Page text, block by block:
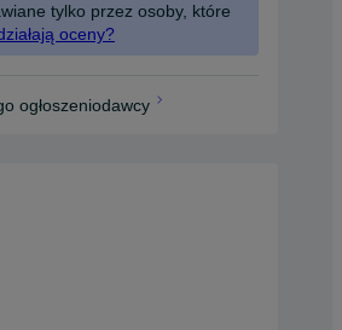
tylko przez osoby, które
oceny?
ogłoszeniodawcy